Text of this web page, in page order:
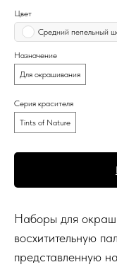
Цвет
Средний пепельный
Назначение
Для окрашивания
Серия красителя
Tints of Nature
Наборы для
восхитительную
представленную